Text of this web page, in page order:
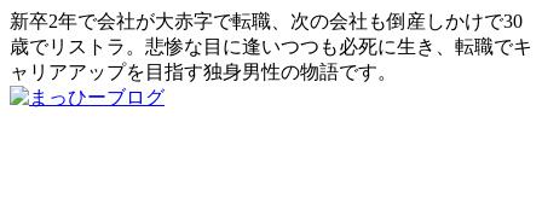
新卒2年で会社が大赤字で転職、次の会社も倒産しかけで30
歳でリストラ。悲惨な目に逢いつつも必死に生き、転職でキ
ャリアアップを目指す独身男性の物語です。